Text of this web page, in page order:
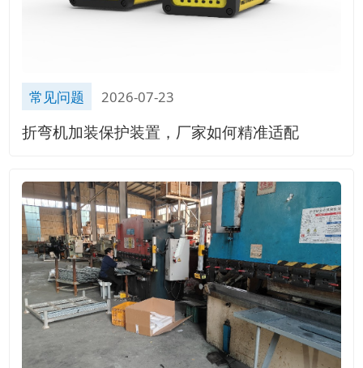
常见问题 2026-07-23
折弯机加装保护装置，厂家如何精准适配